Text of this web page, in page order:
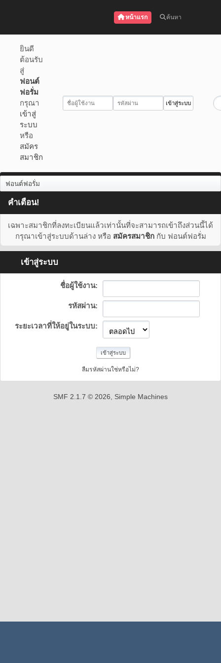
หน้าแรก ค้นหา
ยินดี
ต้อนรับ
สู่
ฟอนต์
ฟอรั่ม
กรุณา
เข้าสู่
ระบบ
หรือ
สมัคร
สมาชิก
ฟอนต์ฟอรั่ม
คำเตือน!
เฉพาะสมาชิกที่ลงทะเบียนแล้วเท่านั้นที่จะสามารถเข้าถึงส่วนนี้ได้
กรุณาเข้าสู่ระบบด้านล่าง หรือ สมัครสมาชิกกับ ฟอนต์ฟอรั่ม
เข้าสู่ระบบ
ชื่อผู้ใช้งาน:
รหัสผ่าน:
ระยะเวลาที่ให้อยู่ในระบบ:
ลืมรหัสผ่านใช่หรือไม่?
SMF 2.1.7 © 2026, Simple Machines